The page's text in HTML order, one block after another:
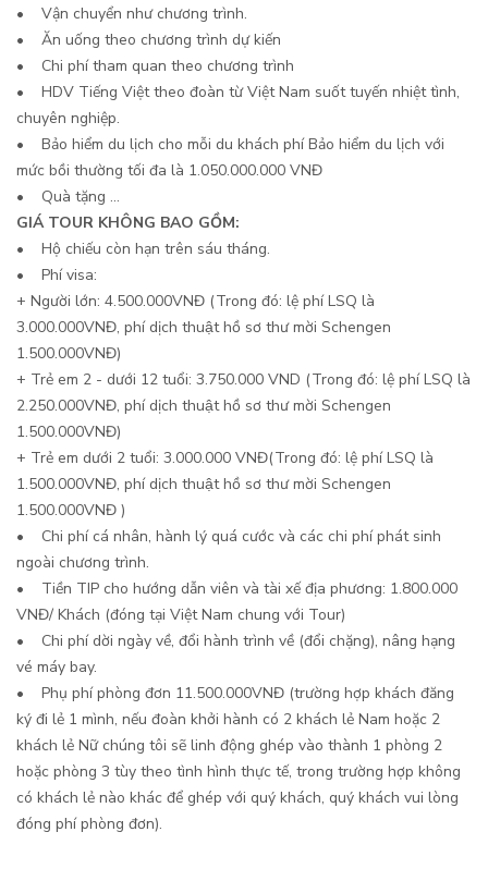
• Vận chuyển như chương trình.
• Ăn uống theo chương trình dự kiến
• Chi phí tham quan theo chương trình
• HDV Tiếng Việt theo đoàn từ Việt Nam suốt tuyến nhiệt tình,
chuyên nghiệp.
• Bảo hiểm du lịch cho mỗi du khách phí Bảo hiểm du lịch với
mức bồi thường tối đa là 1.050.000.000 VNĐ
• Quà tặng ...
GIÁ TOUR KHÔNG BAO GỒM:
• Hộ chiếu còn hạn trên sáu tháng.
• Phí visa:
+ Người lớn: 4.500.000VNĐ (Trong đó: lệ phí LSQ là
3.000.000VNĐ, phí dịch thuật hồ sơ thư mời Schengen
1.500.000VNĐ)
+ Trẻ em 2 - dưới 12 tuổi: 3.750.000 VND (Trong đó: lệ phí LSQ là
2.250.000VNĐ, phí dịch thuật hồ sơ thư mời Schengen
1.500.000VNĐ)
+ Trẻ em dưới 2 tuổi: 3.000.000 VNĐ(Trong đó: lệ phí LSQ là
1.500.000VNĐ, phí dịch thuật hồ sơ thư mời Schengen
1.500.000VNĐ )
• Chi phí cá nhân, hành lý quá cước và các chi phí phát sinh
ngoài chương trình.
• Tiền TIP cho hướng dẫn viên và tài xế địa phương: 1.800.000
VNĐ/ Khách (đóng tại Việt Nam chung với Tour)
• Chi phí dời ngày về, đổi hành trình về (đổi chặng), nâng hạng
vé máy bay.
• Phụ phí phòng đơn 11.500.000VNĐ (trường hợp khách đăng
ký đi lẻ 1 mình, nếu đoàn khởi hành có 2 khách lẻ Nam hoặc 2
khách lẻ Nữ chúng tôi sẽ linh động ghép vào thành 1 phòng 2
hoặc phòng 3 tùy theo tình hình thực tế, trong trường hợp không
có khách lẻ nào khác để ghép với quý khách, quý khách vui lòng
đóng phí phòng đơn).